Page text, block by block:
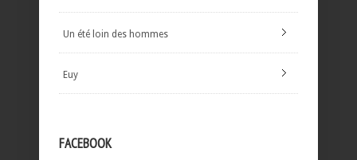
Un été loin des hommes
Euy
FACEBOOK